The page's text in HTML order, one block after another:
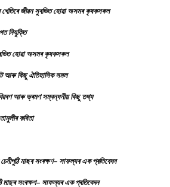
খেতিৰে জীৱন সুৰভিত হোৱা অসমৰ কৃষকসকল
নিযুক্তি
হোৱা অসমৰ কৃষকসকল
আৰু কিছু ঐতিহাসিক সমল
আৰু ভ্ৰমণ সম্বন্ধনীয় কিছু তথ্য
কবিতা
মাছৰ সংৰক্ষণ– সাফল্যৰ এক প্ৰতিবেদন
মাছৰ সংৰক্ষণ– সাফল্যৰ এক প্ৰতিবেদন